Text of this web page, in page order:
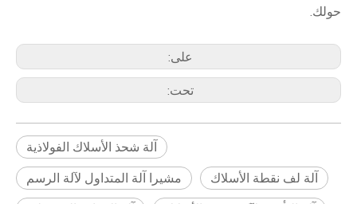
حولك.
على:
تحت:
آلة شحذ الأسلاك الفولاذية
مشيرا آلة المتداول لآلة الرسم
آلة لف نقطة الأسلاك